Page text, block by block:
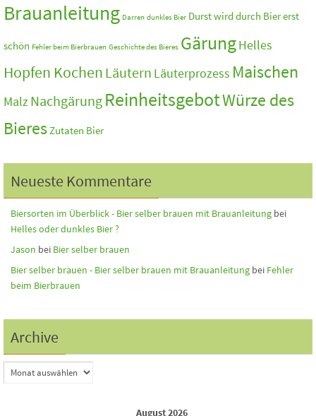
Brauanleitung Darren dunkles Bier Durst wird durch Bier erst
schön Fehler beim Bierbrauen Geschichte des Bieres GärungHelles
Hopfen Kochen Läutern Läuterprozess Maischen
MalzNachgärung ReinheitsgebotWürze des
Bieres Zutaten Bier
Neueste Kommentare
Biersorten im Überblick - Bier selber brauen mit Brauanleitung bei
Helles oder dunkles Bier ?
Jason bei Bier selber brauen
Bier selber brauen - Bier selber brauen mit Brauanleitung bei Fehler
beim Bierbrauen
Archive
August 2026